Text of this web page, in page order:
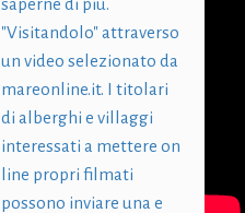
"Visitandolo" attraverso
un video selezionato da
mareonline.it. I titolari
di alberghi e villaggi
interessati a mettere on
line propri filmati
possono inviare una e